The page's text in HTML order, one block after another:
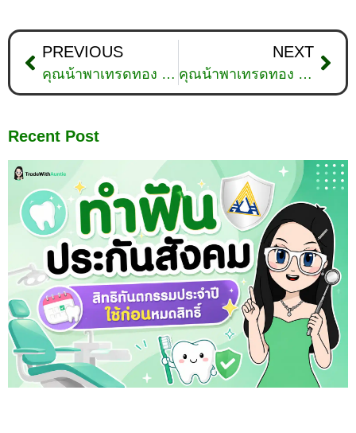
PREVIOUS
คุณน้าพาเทรดทอง : วิเคราะห์ทองคำวันที่ 8 กุมภาพันธ์ 2566
NEXT
คุณน้าพาเทรดทอง : วิเคราะห์ทองคำวันที่ 13 กุมภาพันธ์ 2566
Recent Post